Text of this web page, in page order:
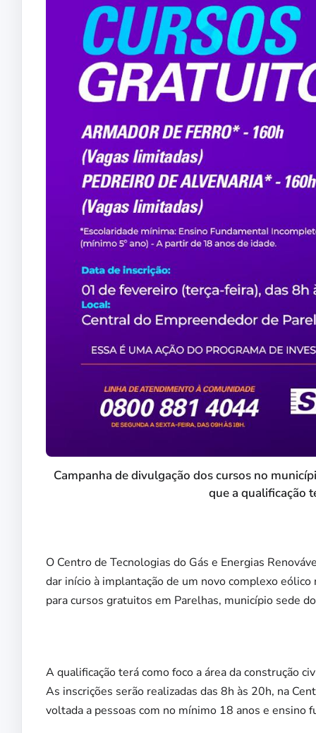
Campanha de divulgação dos cursos no
que a qualificação
O Centro de Tecnologias do Gás e Energias
dar início à implantação de um novo complexo
para cursos gratuitos em Parelhas, município sede
A qualificação terá como foco a área da construção
As inscrições serão realizadas das 8h às 20h, na
voltada a pessoas com no mínimo 18 anos e ensino